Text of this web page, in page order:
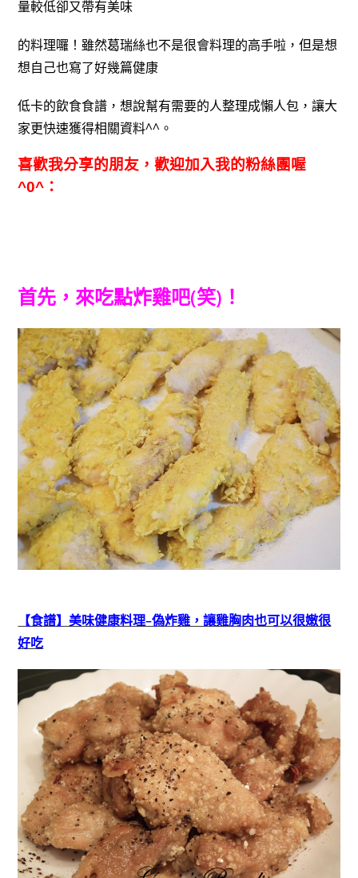
量較低卻又帶有美味
的料理囉！雖然葛瑞絲也不是很會料理的高手啦，但是想
想自己也寫了好幾篇健康
低卡的飲食食譜，想說幫有需要的人整理成懶人包，讓大
家更快速獲得相關資料^^。
喜歡我分享的朋友，歡迎加入我的粉絲團喔
^0^：
首先，來吃點炸雞吧(笑)！
【食譜】美味健康料理–偽炸雞，讓雞胸肉也可以很嫩很
好吃